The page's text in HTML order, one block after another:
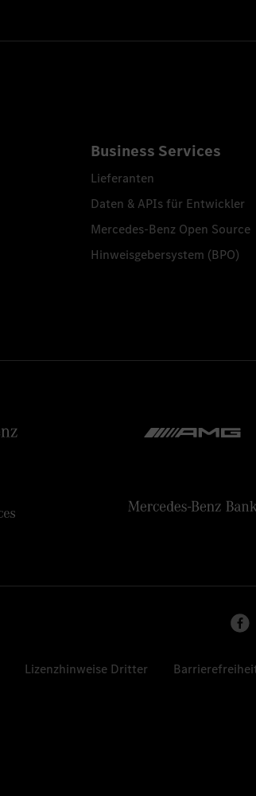
Business Services
Lieferanten
Daten & APIs für Entwickler
Mercedes-Benz Open Source
Hinweisgebersystem (BPO)
Lizenzhinweise Dritter